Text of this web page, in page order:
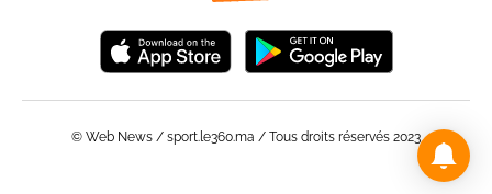
© Web News / sport.le360.ma / Tous droits réservés 2023